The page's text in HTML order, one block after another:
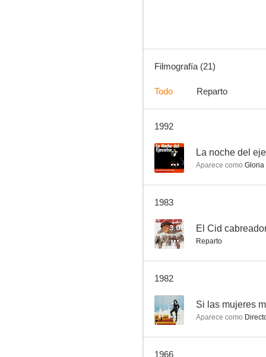
Filmografía (21)
Todo Reparto
1992
-- La noche del
Aparece como Gloria
1983
3.0 El Cid
Reparto
1982
-- Si las mujeres
Aparece como
1966